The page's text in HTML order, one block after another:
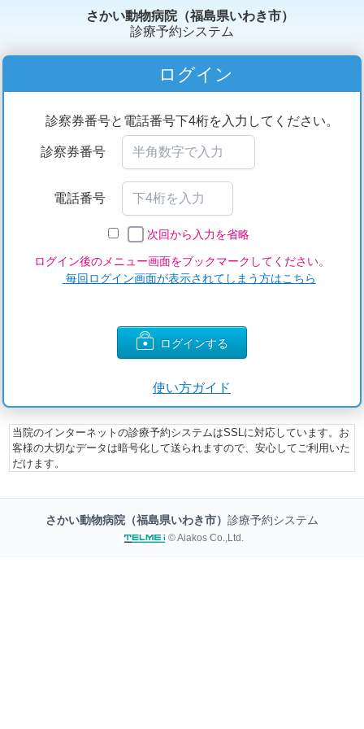
さかい動物病院（福島県いわき市）
診療予約システム
ログイン
診察券番号と電話番号下4桁を入力してください。
診察券番号
電話番号
次回から入力を省略
ログイン後のメニュー画面をブックマークしてください。
毎回ログイン画面が表示されてしまう方はこちら
ログインする
使い方ガイド
当院のインターネットの診療予約システムはSSLに対応しています。お
客様の大切なデータは暗号化して送られますので、安心してご利用いた
だけます。
さかい動物病院（福島県いわき市） 診療予約システム
© Aiakos Co.,Ltd.